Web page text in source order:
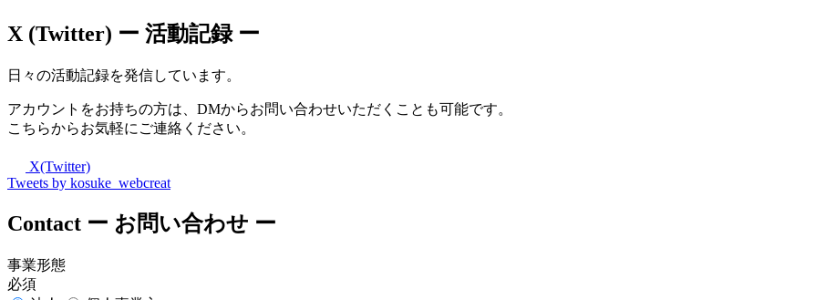
X (Twitter) ー 活動記録 ー
日々の活動記録を発信しています。
アカウントをお持ちの方は、DMからお問い合わせいただくことも可能です。
こちらからお気軽にご連絡ください。
X(Twitter)
Tweets by kosuke_webcreat
Contact ー お問い合わせ ー
事業形態
必須